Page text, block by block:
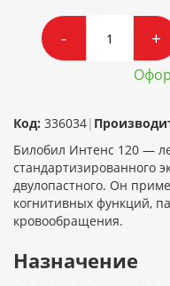
- +
Код: 336034|
Билобил Интенс 120 —
стандартизированного
двулопастного. Он
когнитивных функций,
кровообращения.
Назначение